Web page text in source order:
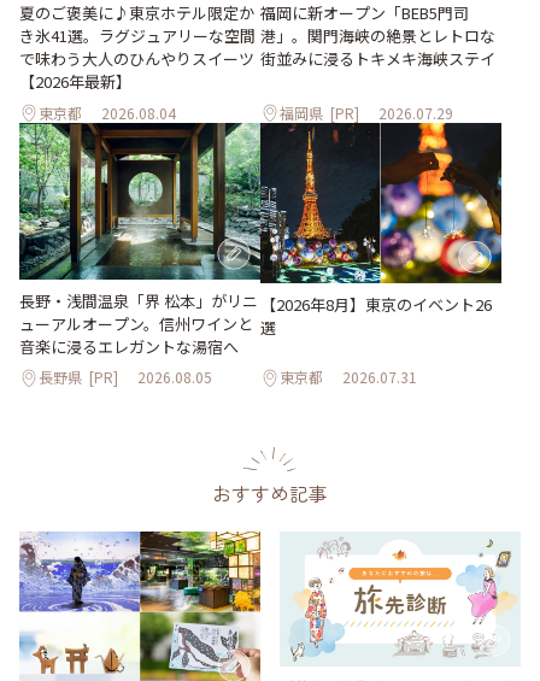
夏のご褒美に♪東京ホテル限定か
き氷41選。ラグジュアリーな空間
で味わう大人のひんやりスイーツ
【2026年最新】
東京都 2026.08.04
福岡に新オープン「BEB5門司
港」。関門海峡の絶景とレトロな
街並みに浸るトキメキ海峡ステイ
福岡県 [PR] 2026.07.29
長野・浅間温泉「界 松本」がリニ
ューアルオープン。信州ワインと
音楽に浸るエレガントな湯宿へ
長野県 [PR] 2026.08.05
【2026年8月】東京のイベント26
選
東京都 2026.07.31
おすすめ記事